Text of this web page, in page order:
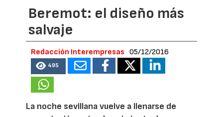
Beremot: el diseño más
salvaje
Redacción Interempresas 05/12/2016
495
La noche sevillana vuelve a llenarse de